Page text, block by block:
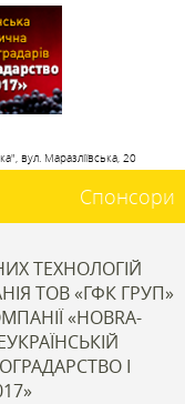
вул. Маразліївська, 20
Спонсори
ТЕХНОЛОГІЙ
ТОВ «ГФК ГРУП»
«HOBRA-
І